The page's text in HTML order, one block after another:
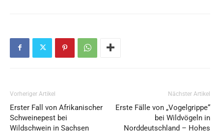
Vorheriger Artikel
Erster Fall von Afrikanischer
Schweinepest bei
Wildschwein in Sachsen
Nächster Artikel
Erste Fälle von „Vogelgrippe“
bei Wildvögeln in
Norddeutschland – Hohes